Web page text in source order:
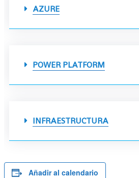
AZURE
POWER PLATFORM
INFRAESTRUCTURA
Añadir al calendario